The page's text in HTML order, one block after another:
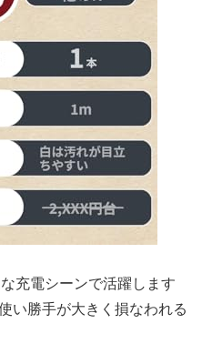
充電シーンで活躍します
い勝手が大きく損なわれる